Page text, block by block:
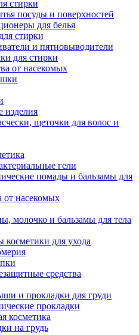
стирки
посуды и поверхностей
для белья
стирки
и пятновыводители
для стирки
от насекомых
изделия
щеточки для волос и
гели
помады и бальзамы для
от насекомых
молочко и бальзамы для тела
косметики для ухода
средства
и прокладки для груди
прокладки
косметика
на грудь